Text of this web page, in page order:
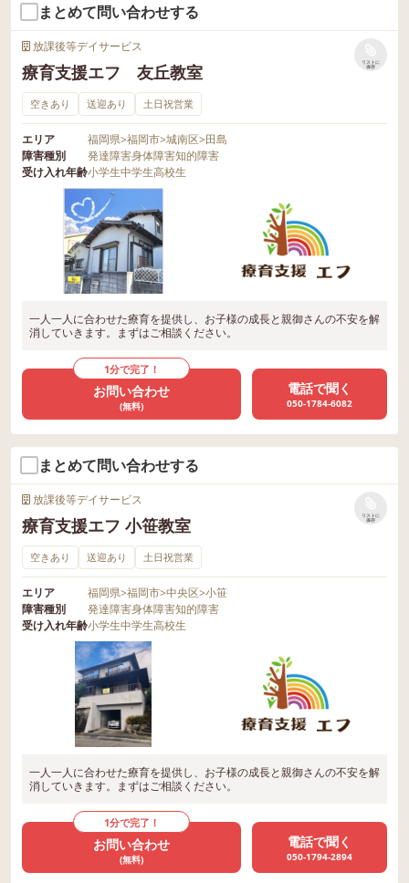
まとめて問い合わせする
放課後等デイサービス
療育支援エフ 友丘教室
リストに
保存
空きあり 送迎あり 土日祝営業
エリア 福岡県>福岡市>城南区>田島
障害種別
発達障害身体障害知的障害
受け入れ年齢小学生中学生高校生
一人一人に合わせた療育を提供し、お子様の成長と親御さんの不安を解
消していきます。まずはご相談ください。
1分で完了！
お問い合わせ
(無料)
電話で聞く
050-1784-6082
まとめて問い合わせする
放課後等デイサービス
療育支援エフ 小笹教室
リストに
保存
空きあり 送迎あり 土日祝営業
エリア 福岡県>福岡市>中央区>小笹
障害種別
発達障害身体障害知的障害
受け入れ年齢小学生中学生高校生
一人一人に合わせた療育を提供し、お子様の成長と親御さんの不安を解
消していきます。まずはご相談ください。
1分で完了！
お問い合わせ
(無料)
電話で聞く
050-1794-2894